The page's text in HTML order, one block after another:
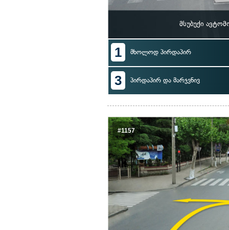
მსუბუქი
1 მხოლოდ პირდაპირ
3 პირდაპირ და მარჯვნივ
#1157